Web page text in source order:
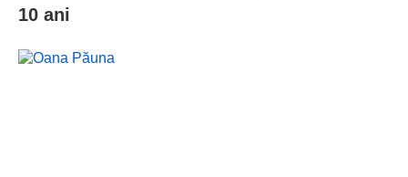
10 ani